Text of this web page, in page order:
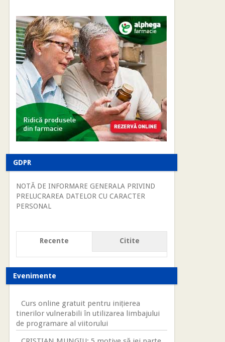
GDPR
NOTĂ DE INFORMARE GENERALA PRIVIND
PRELUCRAREA DATELOR CU CARACTER
PERSONAL
Recente Citite
Evenimente
Curs online gratuit pentru inițierea
tinerilor vulnerabili în utilizarea limbajului
de programare al viitorului